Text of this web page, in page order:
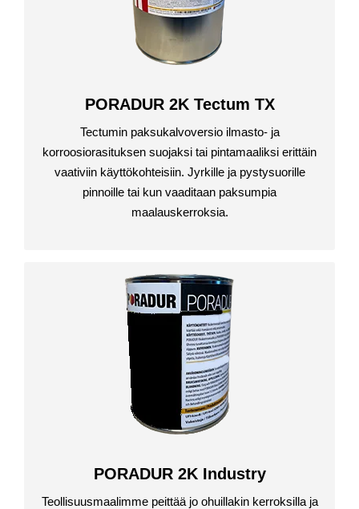
PORADUR 2K Tectum TX
Tectumin paksukalvoversio ilmasto- ja
korroosiorasituksen suojaksi tai pintamaaliksi erittäin
vaativiin käyttökohteisiin. Jyrkille ja pystysuorille
pinnoille tai kun vaaditaan paksumpia
maalauskerroksia.
PORADUR 2K Industry
Teollisuusmaalimme peittää jo ohuillakin kerroksilla ja